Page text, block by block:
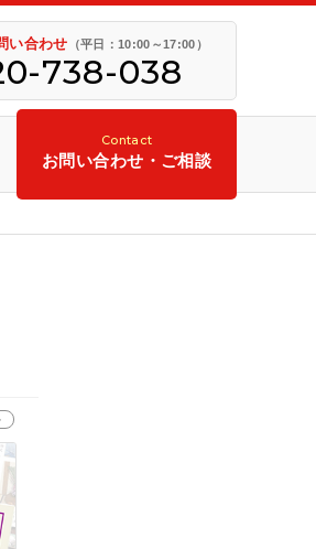
い合わせ （平日：10:00～17:00）
738-038
Contact
お問い合わせ・ご相談